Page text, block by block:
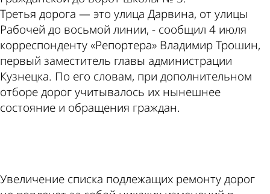
Третья дорога — это улица Дарвина, от улицы
Рабочей до восьмой линии, - сообщил 4 июля
корреспонденту «Репортера» Владимир Трошин,
первый заместитель главы администрации
Кузнецка. По его словам, при дополнительном
отборе дорог учитывалось их нынешнее
состояние и обращения граждан.
Увеличение списка подлежащих ремонту дорог